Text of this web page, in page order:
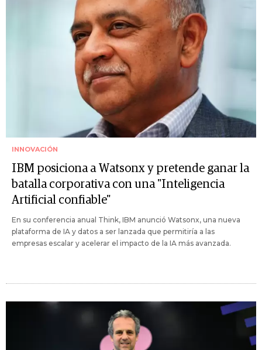
INNOVACIÓN
IBM posiciona a Watsonx y pretende ganar la
batalla corporativa con una "Inteligencia
Artificial confiable"
En su conferencia anual Think, IBM anunció Watsonx, una nueva
plataforma de IA y datos a ser lanzada que permitiría a las
empresas escalar y acelerar el impacto de la IA más avanzada.